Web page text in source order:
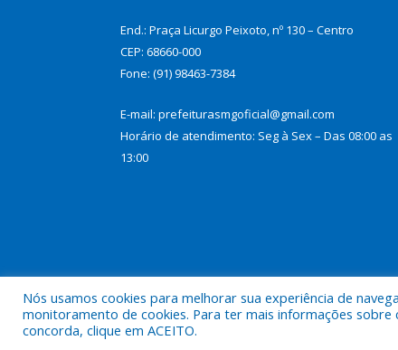
End.: Praça Licurgo Peixoto, nº 130 – Centro
CEP: 68660-000
Fone: (91) 98463-7384
E-mail: prefeiturasmgoficial@gmail.com
Horário de atendimento: Seg à Sex – Das 08:00 as
13:00
Nós usamos cookies para melhorar sua experiência de
monitoramento de cookies. Para ter mais informações sobre
concorda, clique em ACEITO.